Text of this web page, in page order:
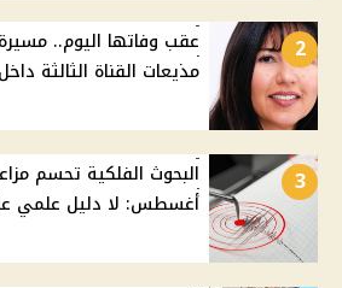
2
عقب وفاتها اليوم..
مذيعات القناة الثالثة
3
أغسطس: لا دليل علمي